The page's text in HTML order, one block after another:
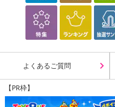
よくあるご質問
【PR枠】